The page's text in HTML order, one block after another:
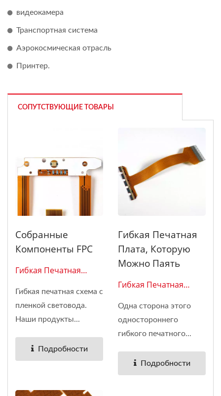
видеокамера
Транспортная система
Аэрокосмическая отрасль
Принтер.
СОПУТСТВУЮЩИЕ ТОВАРЫ
Собранные
Компоненты FPC
Гибкая Печатная
Гибкая печатная схема с
пленкой световода.
Наши продукты...
Подробности
Гибкая Печатная
Плата, Которую
Можно Паять
Гибкая Печатная
Одна сторона этого
одностороннего
гибкого печатного...
Подробности